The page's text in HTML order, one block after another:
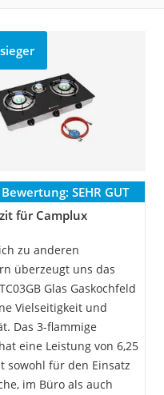
SEHR GUT
für Camplux
zu anderen
überzeugt uns das
Glas Gaskochfeld
Vielseitigkeit und
Das 3-flammige
eine Leistung von 6,25
sowohl für den Einsatz
im Büro als auch